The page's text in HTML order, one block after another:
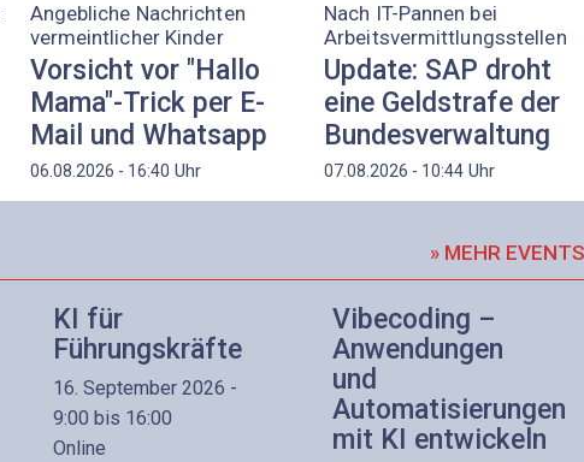
Angebliche Nachrichten
vermeintlicher Kinder
Vorsicht vor "Hallo
Mama"-Trick per E-
Mail und Whatsapp
06.08.2026 - 16:40 Uhr
Nach IT-Pannen bei
Arbeitsvermittlungsstellen
Update: SAP droht
eine Geldstrafe der
Bundesverwaltung
07.08.2026 - 10:44 Uhr
» MEHR EVENTS
KI für
Führungskräfte
16. September 2026 -
9:00 bis 16:00
Online
Vibecoding –
Anwendungen
und
Automatisierungen
mit KI entwickeln